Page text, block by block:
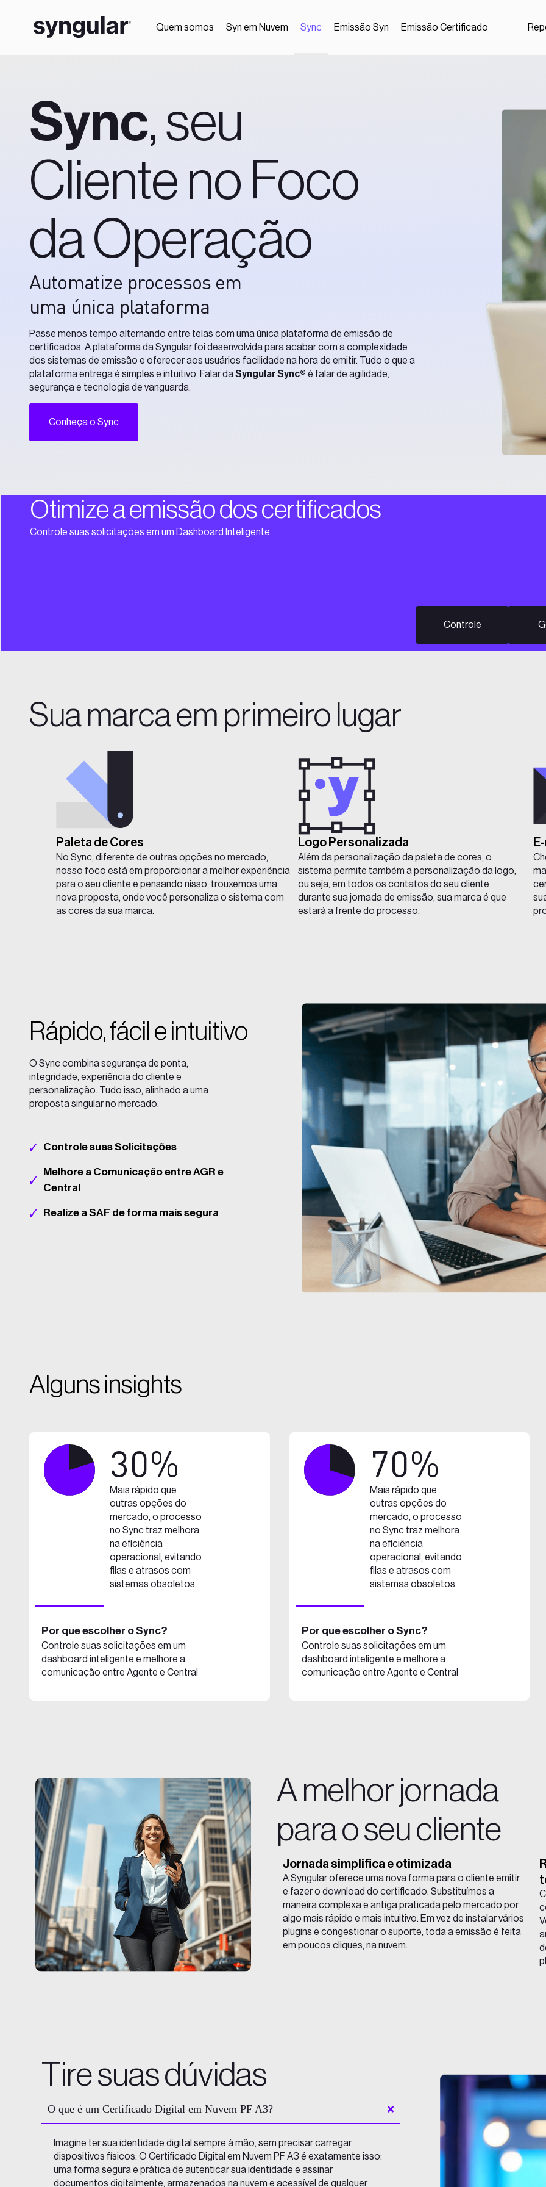
Quem somos Syn em Nuvem Sync Emissão Syn Emissão Certificado
Sync, seu
Cliente no Foco
da Operação
Automatize processos em
uma única plataforma
Passe menos tempo alternando entre telas com uma única plataforma de emissão de
certificados. A plataforma da Syngular foi desenvolvida para acabar com a complexidade
dos sistemas de emissão e oferecer aos usuários facilidade na hora de emitir. Tudo o que a
plataforma entrega é simples e intuitivo. Falar daSyngular Sync® é falar de agilidade,
segurança e tecnologia de vanguarda.
Conheça o Sync
Otimize a emissão dos certificados
Controle suas solicitações em um Dashboard Inteligente.
Controle
Sua marca em primeiro lugar
Paleta de Cores
No Sync, diferente de outras opções no mercado,
nosso foco está em proporcionar a melhor experiência
para o seu cliente e pensando nisso, trouxemos uma
nova proposta, onde você personaliza o sistema com
as cores da sua marca.
Logo Personalizada
Além da personalização da paleta de cores, o
sistema permite também a personalização da logo,
ou seja, em todos os contatos do seu cliente
durante sua jornada de emissão, sua marca é que
estará a frente do processo.
Rápido, fácil e intuitivo
O Sync combina segurança de ponta,
integridade, experiência do cliente e
personalização. Tudo isso, alinhado a uma
proposta singular no mercado.
Controle suas Solicitações
Melhore a Comunicação entre AGR e
Central
Realize a SAF de forma mais segura
Alguns insights
30%
Mais rápido que
outras opções do
mercado, o processo
no Sync traz melhora
na eficiência
operacional, evitando
filas e atrasos com
sistemas obsoletos.
Por que escolher o Sync?
Controle suas solicitações em um
dashboard inteligente e melhore a
comunicação entre Agente e Central
70%
Mais rápido que
outras opções do
mercado, o processo
no Sync traz melhora
na eficiência
operacional, evitando
filas e atrasos com
sistemas obsoletos.
Por que escolher o Sync?
Controle suas solicitações em um
dashboard inteligente e melhore a
comunicação entre Agente e Central
A melhor jornada
p ara o seu cliente
Jornada simplifica e otimizada
A Syngular oferece uma nova forma para o cliente emitir
e fazer o download do certificado. Substituímos a
maneira complexa e antiga praticada pelo mercado por
algo mais rápido e mais intuitivo. Em vez de instalar vários
plugins e congestionar o suporte, toda a emissão é feita
em poucos cliques, na nuvem.
Tire suas dúvidas
O que é um Certificado Digital em Nuvem PF A3?
Imagine ter sua identidade digital sempre à mão, sem precisar carregar
dispositivos físicos. O Certificado Digital em Nuvem PF A3 é exatamente isso:
uma forma segura e prática de autenticar sua identidade e assinar
documentos digitalmente, armazenados na nuvem e acessível de qualquer